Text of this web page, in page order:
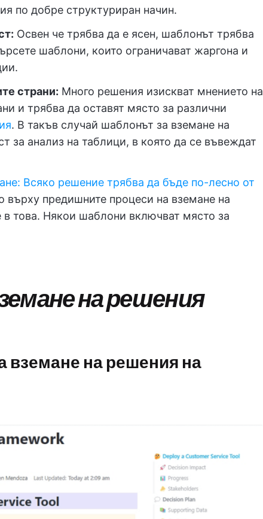
по добре структуриран начин.
Освен че трябва да е ясен, шаблонът трябва
шаблони, които ограничават жаргона и
страни: Много решения изискват мнението на
и трябва да оставят място за различни
. В такъв случай шаблонът за вземане на
за анализ на таблици, в която да се въвеждат
Всяко решение трябва да бъде по-лесно от
върху предишните процеси на вземане на
това. Някои шаблони включват място за
на решения
вземане на решения на